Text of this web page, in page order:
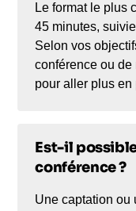
Le format le plus
45 minutes,
Selon vos
conférence ou
pour aller plus
Est-il
conférence ?
Une captation ou